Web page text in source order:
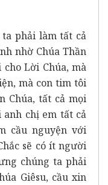
phải làm tất cả
nhờ Chúa Thần
Lời Chúa, mà
mà con tim tôi
Chúa, tất cả mọi
chị em tất cả
cầu nguyện với
sẽ có ít người
chúng ta phải
Giêsu, cầu xin